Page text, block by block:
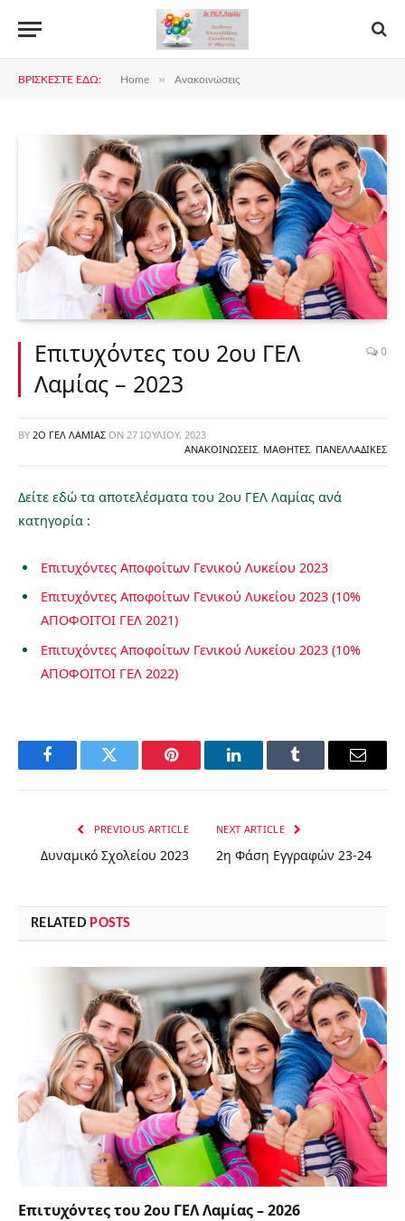
ΒΡΊΣΚΕΣΤΕ ΕΔΏ: Home » Ανακοινώσεις
Επιτυχόντες του 2ου ΓΕΛ
Λαμίας – 2023
0
BY 2Ο ΓΕΛ ΛΑΜΊΑΣ ON 27 ΙΟΥΛΊΟΥ, 2023
ΑΝΑΚΟΙΝΏΣΕΙΣ, ΜΑΘΗΤΈΣ, ΠΑΝΕΛΛΑΔΙΚΈΣ
Δείτε εδώ τα αποτελέσματα του 2ου ΓΕΛ Λαμίας ανά
κατηγορία :
Επιτυχόντες Αποφοίτων Γενικού Λυκείου 2023
Επιτυχόντες Αποφοίτων Γενικού Λυκείου 2023 (10%
ΑΠΟΦΟΙΤΟΙ ΓΕΛ 2021)
Επιτυχόντες Αποφοίτων Γενικού Λυκείου 2023 (10%
ΑΠΟΦΟΙΤΟΙ ΓΕΛ 2022)
FacebookTwitter Pinterest LinkedInTumblr Email
PREVIOUS ARTICLE
Δυναμικό Σχολείου 2023
NEXT ARTICLE
2η Φάση Εγγραφών 23-24
RELATED POSTS
Επιτυχόντες του 2ου ΓΕΛ Λαμίας – 2026